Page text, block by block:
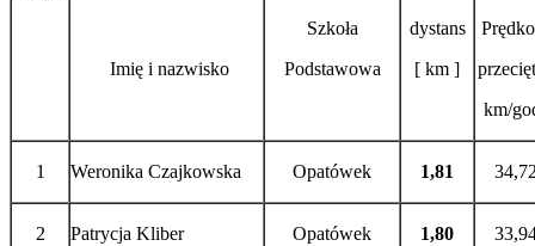
Imię i nazwisko
Szkoła
Podstawowa
dystans
[ km ]
km/
1 Weronika Czajkowska Opatówek 1,81
2 Patrycja Kliber Opatówek 1,80